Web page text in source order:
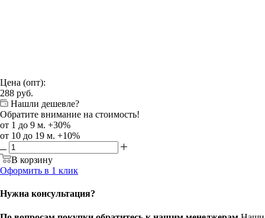
Цена (опт):
288 руб.
Нашли дешевле?
Обратите внимание на стоимость!
от 1 до 9 м. +30%
от 10 до 19 м. +10%
В корзину
Оформить в 1 клик
Нужна консультация?